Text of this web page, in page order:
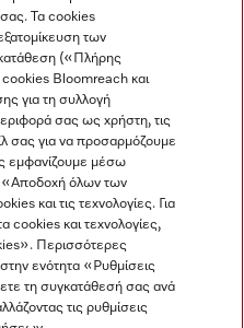
σας. Τα cookies
των
(«Πλήρης
cookies Bloomreach και
για τη συλλογή
σας ως χρήστη, τις
σας για να προσαρμόζουμε
εμφανίζουμε μέσω
«Αποδοχή όλων των
και τις τεχνολογίες. Για
cookies και τεχνολογίες,
Περισσότερες
ενότητα «Ρυθμίσεις
τη συγκατάθεσή σας ανά
τις ρυθμίσεις